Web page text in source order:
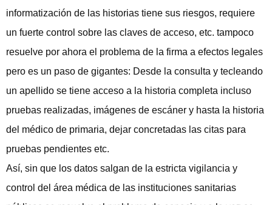
informatización de las historias tiene sus riesgos, requiere
un fuerte control sobre las claves de acceso, etc. tampoco
resuelve por ahora el problema de la firma a efectos legales
pero es un paso de gigantes: Desde la consulta y tecleando
un apellido se tiene acceso a la historia completa incluso
pruebas realizadas, imágenes de escáner y hasta la historia
del médico de primaria, dejar concretadas las citas para
pruebas pendientes etc.
Así, sin que los datos salgan de la estricta vigilancia y
control del área médica de las instituciones sanitarias